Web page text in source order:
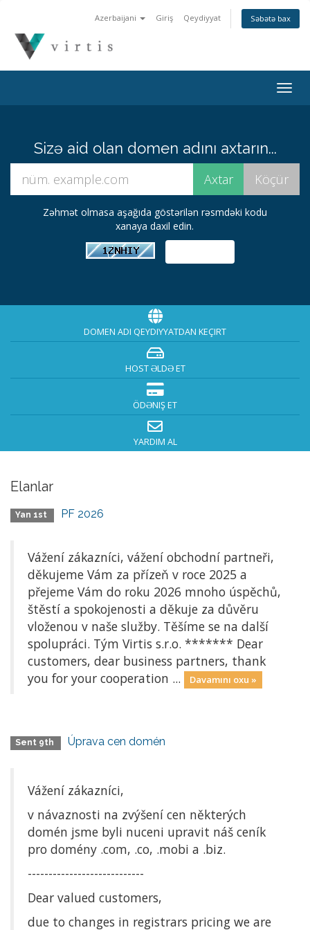
Azerbaijani Giriş Qeydiyyat Səbətə bax
Sizə aid olan domen adını axtarın...
Zəhmət olmasa aşağıda göstərilən rəsmdəki kodu
xanaya daxil edin.
DOMEN ADI QEYDIYYATDAN KEÇIRT
HOST ƏLDƏ ET
ÖDƏNIŞ ET
YARDIM AL
Elanlar
Yan 1st PF 2026
Vážení zákazníci, vážení obchodní partneři,
děkujeme Vám za přízeň v roce 2025 a
přejeme Vám do roku 2026 mnoho úspěchů,
štěstí a spokojenosti a děkuje za důvěru
vloženou v naše služby. Těšíme se na další
spolupráci. Tým Virtis s.r.o. ******* Dear
customers, dear business partners, thank
you for your cooperation ...
Davamını oxu »
Sent 9th Úprava cen domén
Vážení zákazníci,
v návaznosti na zvýšení cen některých
domén jsme byli nuceni upravit náš ceník
pro domény .com, .co, .mobi a .biz.
----------------------------
Dear valued customers,
due to changes in registrars pricing we are